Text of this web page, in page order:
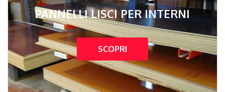
PANNELLI LISCI PER INTERNI
SCOPRI